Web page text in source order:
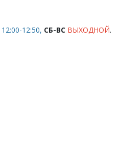
12:00-12:50, СБ-ВС ВЫХОДНОЙ.